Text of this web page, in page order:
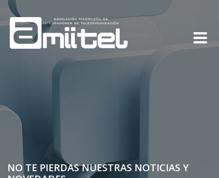
NO TE PIERDAS NUESTRAS NOTICIAS Y